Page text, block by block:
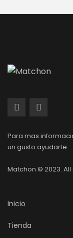
Para mas
un gusto ayudarte
Matchon © 2023. All
Inicio
Tienda